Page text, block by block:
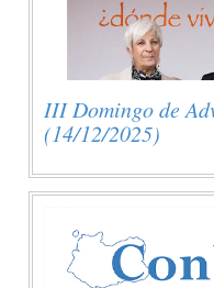
III Domingo de
(14/12/2025)